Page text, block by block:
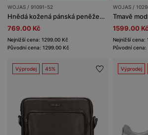
WOJAS / 91091-52
Hnědá kožená pánská peněženka
769.00 Kč
Nejnižší cena: 1299.00 Kč
Původní cena: 1299.00 Kč
WOJAS /
1599.00 Kč
Nejnižší cena:
Původní cena:
Výprodej 45% Výprodej